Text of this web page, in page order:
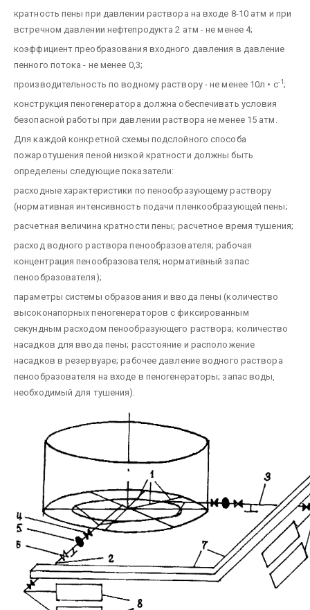
кратность пены при давлении раствора на входе 8-10 атм и при
встречном давлении нефтепродукта 2 атм - не менее 4;
коэффициент преобразования входного давления в давление
пенного потока - не менее 0,3;
производительность по водному раствору - не менее 10л • с-1;
конструкция пеногенератора должна обеспечивать условия
безопасной работы при давлении раствора не менее 15 атм.
Для каждой конкретной схемы подслойного способа
пожаротушения пеной низкой кратности должны быть
определены следующие показатели:
расходные характеристики по пенообразующему раствору
(нормативная интенсивность подачи пленкообразующей пены;
расчетная величина кратности пены; расчетное время тушения;
расход водного раствора пенообразователя; рабочая
концентрация пенообразователя; нормативный запас
пенообразователя);
параметры системы образования и ввода пены (количество
высоконапорных пеногенераторов с фиксированным
секундным расходом пенообразующего раствора; количество
насадков для ввода пены; расстояние и расположение
насадков в резервуаре; рабочее давление водного раствора
пенообразователя на входе в пеногенераторы; запас воды,
необходимый для тушения).